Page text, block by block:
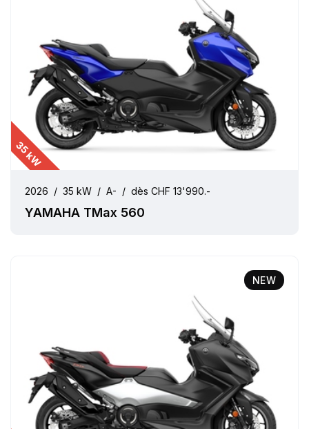
35 kW
2026 / 35 kW / A- / dès CHF 13'990.-
YAMAHA TMax 560
NEW